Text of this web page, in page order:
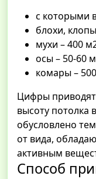
с которыми
блохи,
мухи – 400
осы – 50-60
комары –
Цифры
высоту потолка
обусловлено
от вида,
активным
Способ